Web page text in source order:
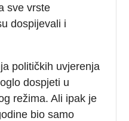
sve vrste
dospijevali i
političkih uvjerenja
dospjeti u
režima. Ali ipak je
bio samo